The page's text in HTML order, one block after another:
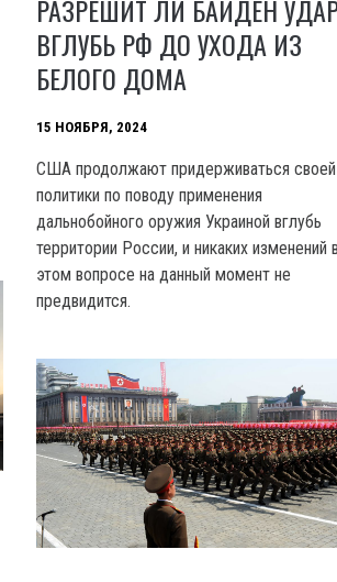
РАЗРЕШИТ ЛИ БАЙДЕН
ВГЛУБЬ РФ ДО УХОДА ИЗ
БЕЛОГО ДОМА
15 НОЯБРЯ, 2024
США продолжают придерживаться своей
политики по поводу применения
дальнобойного оружия Украиной вглубь
территории России, и никаких изменений в
этом вопросе на данный момент не
предвидится.